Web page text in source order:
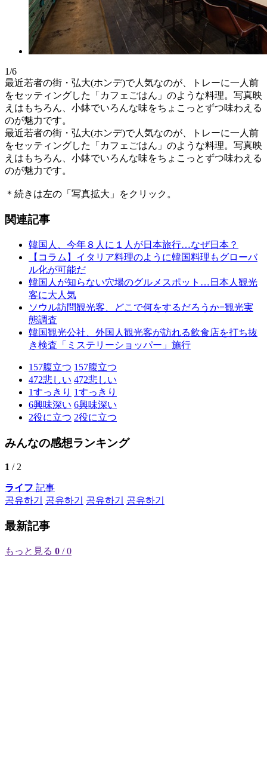
1/6
最近若者の街・弘大(ホンデ)で人気なのが、トレーに一人前
をセッティングした「カフェごはん」のような料理。写真映
えはもちろん、小鉢でいろんな味をちょこっとずつ味わえる
のが魅力です。
最近若者の街・弘大(ホンデ)で人気なのが、トレーに一人前
をセッティングした「カフェごはん」のような料理。写真映
えはもちろん、小鉢でいろんな味をちょこっとずつ味わえる
のが魅力です。
＊続きは左の「写真拡大」をクリック。
関連記事
韓国人、今年８人に１人が日本旅行…なぜ日本？
【コラム】イタリア料理のように韓国料理もグローバ
ル化が可能だ
韓国人が知らない穴場のグルメスポット…日本人観光
客に大人気
ソウル訪問観光客、どこで何をするだろうか=観光実
態調査
韓国観光公社、外国人観光客が訪れる飲食店を打ち抜
き検査「ミステリーショッパー」施行
157腹立つ 157腹立つ
472悲しい 472悲しい
1すっきり 1すっきり
6興味深い 6興味深い
2役に立つ 2役に立つ
みんなの感想ランキング
1 / 2
ライフ 記事
공유하기
공유하기 공유하기 공유하기
最新記事
もっと見る 0 / 0